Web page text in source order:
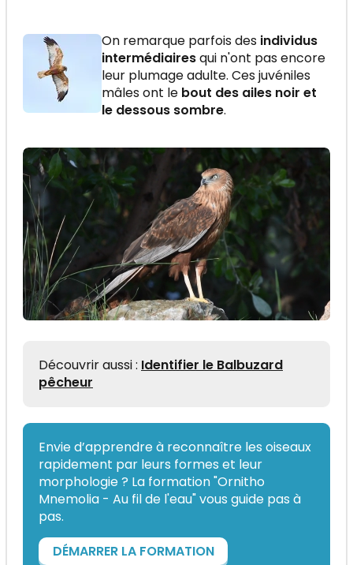
On remarque parfois des individus
intermédiairesqui n'ont pas encore
leur plumage adulte. Ces juvéniles
mâles ont le bout des ailes noir et
le dessous sombre.
Découvrir aussi : Identifier le Balbuzard
pêcheur
Envie d’apprendre à reconnaître les oiseaux
rapidement par leurs formes et leur
morphologie ? La formation "Ornitho
Mnemolia - Au fil de l'eau" vous guide pas à
pas.
DÉMARRER LA FORMATION